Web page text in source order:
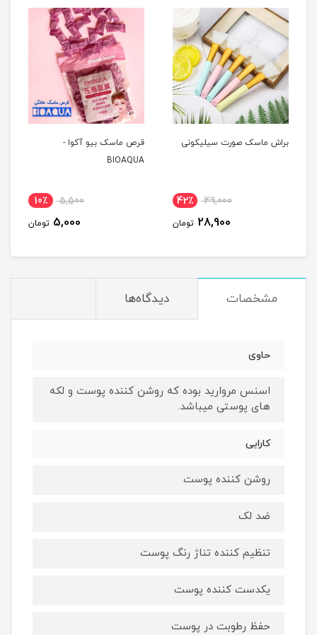
براش ماسک صورت سیلیکونی
49,000 42٪
28,900 تومان
قرص ماسک بیو آکوا -
BIOAQUA
5,500 10٪
5,000 تومان
مشخصات دیدگاه‌ها
حاوی
اسنس مروارید بوده که روشن کننده پوست و لکه
های پوستی میباشد.
کارایی
روشن کننده پوست
ضد لک
تنظیم کننده تناژ رنگ پوست
یکدست کننده پوست
حفظ رطوبت در پوست